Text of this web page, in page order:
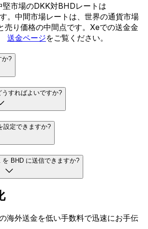
市場のDKK対BHDレートは
売り価格の中間点です。Xeでの送金金
送金ページをご覧ください。
か?
すればよいですか?
設定できますか?
BHD に送信できますか?
海外送金を低い手数料で迅速にお手伝